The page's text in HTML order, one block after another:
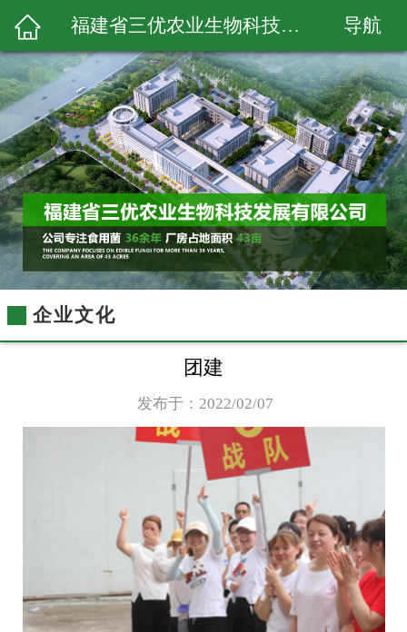
导航
福建省三优农业生物科技发展有限公司
企业文化
团建
发布于：2022/02/07